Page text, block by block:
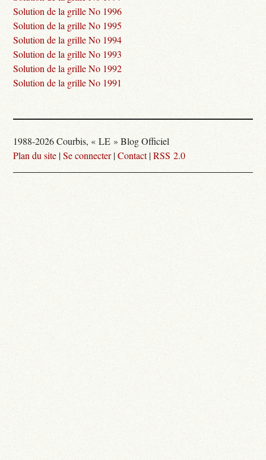
Solution de la grille No 1996
Solution de la grille No 1995
Solution de la grille No 1994
Solution de la grille No 1993
Solution de la grille No 1992
Solution de la grille No 1991
1988-2026 Courbis, « LE » Blog Officiel
Plan du site |Se connecter|Contact|RSS 2.0